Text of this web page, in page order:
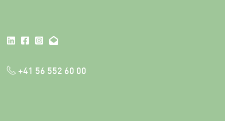
+41 56 552 60 00